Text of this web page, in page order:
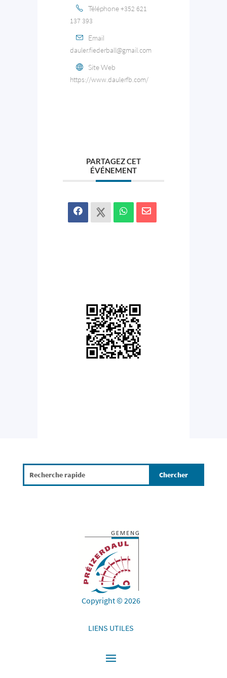
Téléphone+352 621
137 393
Email
dauler.fiederball@gmail.com
Site Web
https://www.daulerfb.com/
PARTAGEZ CET
ÉVÉNEMENT
Copyright © 2026
LIENS UTILES